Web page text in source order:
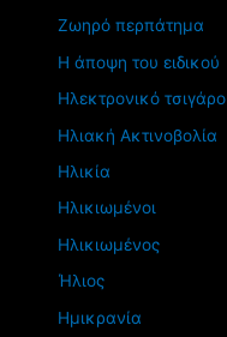
Ζωηρό περπάτημα
Η άποψη του ειδικού
Ηλεκτρονικό τσιγάρο
Ηλιακή Ακτινοβολία
Ηλικία
Ηλικιωμένοι
Ηλικιωμένος
Ήλιος
Ημικρανία